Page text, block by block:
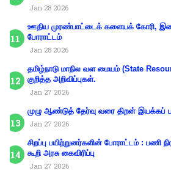
Jan 28 2026
ஊதிய முரண்பாட்டைக் களையக் கோரி,
போராட்டம்
Jan 28 2026
தமிழ்நாடு மாநில வள மையம் (State
குறித்த அறிவிப்புகள்.
Jan 27 2026
முழு ஆண்டுத் தேர்வு வரை திறன் இயக்கப்
Jan 27 2026
சிறப்பு பயிற்றுனர்களின் போராட்டம் : பணி
கூறி அரசு கைவிரிப்பு
Jan 27 2026